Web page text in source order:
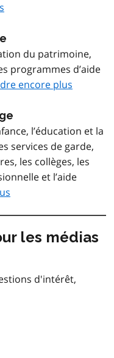
du patrimoine,
programmes d’aide
encore plus
l’éducation et la
services de garde,
les collèges, les
et l’aide
les médias
d'intérêt,